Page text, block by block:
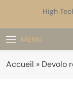
High
MENU
Accueil » Devolo